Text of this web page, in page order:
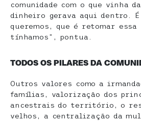
comunidade com o que vinha
dinheiro gerava aqui dentro. É
queremos, que é retomar essa
tínhamos”, pontua.
TODOS OS PILARES DA
Outros valores como a
famílias, valorização dos
ancestrais do território, o
velhos, a centralização da